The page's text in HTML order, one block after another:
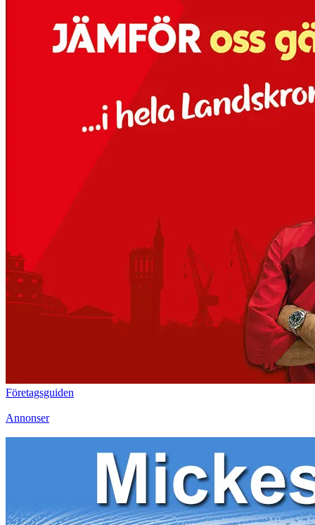
Företagsguiden
Annonser